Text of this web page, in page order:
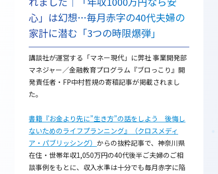
心」は幻想…毎月赤字の40代夫婦の
家計に潜む「3つの時限爆弾」
講談社が運営する「マネー現代」に弊社 事業開発部
マネジャー／金融教育プログラム『ブロっこり』開
発責任者・FP中村哲規の寄稿記事が掲載されまし
た。
書籍『お金より先に”生き方”の話をしよう 後悔し
ないためのライフプランニング』（クロスメディ
ア・パブリッシング）からの抜粋記事で、神奈川県
在住・世帯年収1,050万円の40代後半ご夫婦のご相
談事例をもとに、収入水準は十分でも毎月赤字に陥